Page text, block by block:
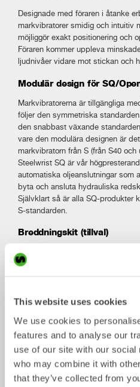
This website uses cookies
We use cookies to
features and to analyse our
use of our site with our
who may combine it with
that they’ve collected from
Designade med föraren i åtanke
markvibratorer smidig och intuitiv
möjliggör exakt positionering och
Föraren kommer uppleva
ljudnivåer vidare mot stickan och
Modulär design för SQ/
Markvibratorerna är tillgängliga
följer den symmetriska
den snabbast växande
vare den modulära designen är
markvibratorn från S (från S40 och
Steelwrist SQ är vår
automatiska oljeanslutningar som
byta och ansluta hydrauliska
Självklart så är alla SQ-produkter
S-standarden.
Breddningskit (tillval)
Breddningskit finns tillgängligt för
mm)
Tekniska specificationer
Metric
Markvibratorer